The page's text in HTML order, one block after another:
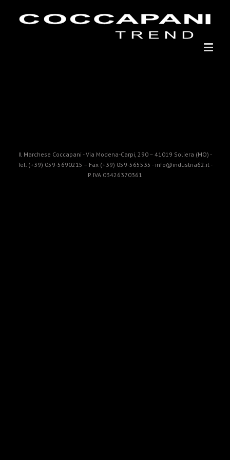
Il Marchese Coccapani - Via Modena-Carpi, 290 – 41019 Soliera (MO) -
Tel. (+39) 059-5690215 – Fax (+39) 059-565535 - info@industria62.it -
P. IVA 03426370361